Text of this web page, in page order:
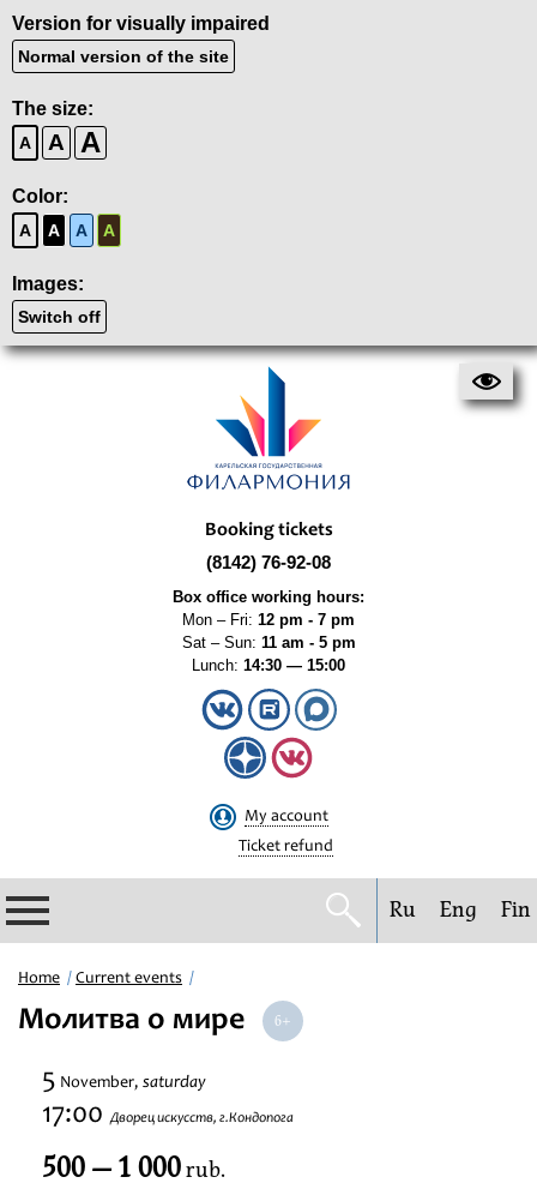
Version for visually impaired
Normal version of the site
The size:
A A A
Color:
A A A A
Images:
Switch off
Booking tickets
(8142) 76-92-08
Box office working hours:
Mon – Fri: 12 pm - 7 pm
Sat – Sun: 11 am - 5 pm
Lunch: 14:30 — 15:00
My account
Ticket refund
Philharmonic
Festivals
Ru Eng Fin
Home Current events
Молитва о мире
5 November, saturday
17:00 Дворец искусств, г.Кондопога
500 — 1 000rub.